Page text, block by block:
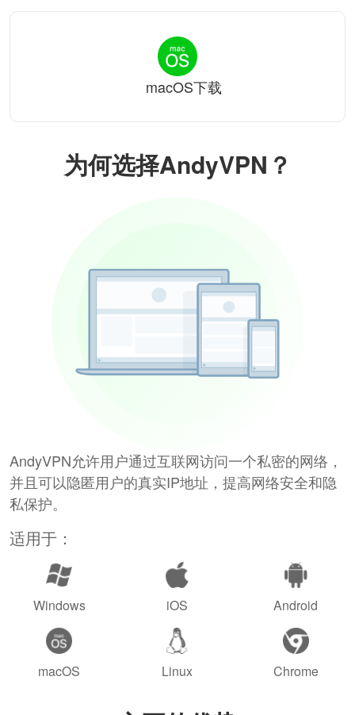
为何选择AndyVPN？
AndyVPN允许用户通过互联网访问一个私密的网络，
并且可以隐匿用户的真实IP地址，提高网络安全和隐
私保护。
适用于：
Windows iOS Android
macOS Linux Chrome
macOS下载